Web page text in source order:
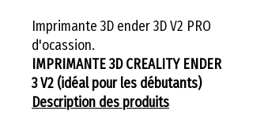
Imprimante 3D ender 3D V2 PRO
d'ocassion.
IMPRIMANTE 3D CREALITY ENDER
3 V2 (idéal pour les débutants)
Description des produits